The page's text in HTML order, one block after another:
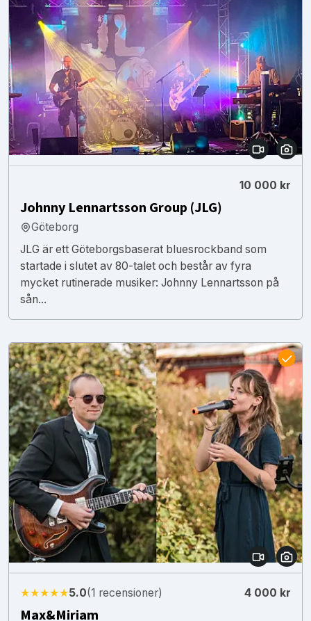
10 000 kr
Johnny Lennartsson Group (JLG)
Göteborg
JLG är ett Göteborgsbaserat bluesrockband som
startade i slutet av 80-talet och består av fyra
mycket rutinerade musiker: Johnny Lennartsson på
sån...
★★★★★5.0(1 recensioner) 4 000 kr
Max&Miriam